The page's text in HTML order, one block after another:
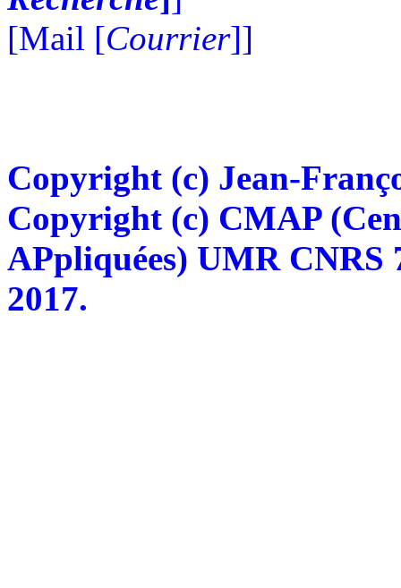
[Mail [Courrier]]
Copyright (c) Jean-
Copyright (c) CMAP
APpliquées) UMR CNRS
2017.